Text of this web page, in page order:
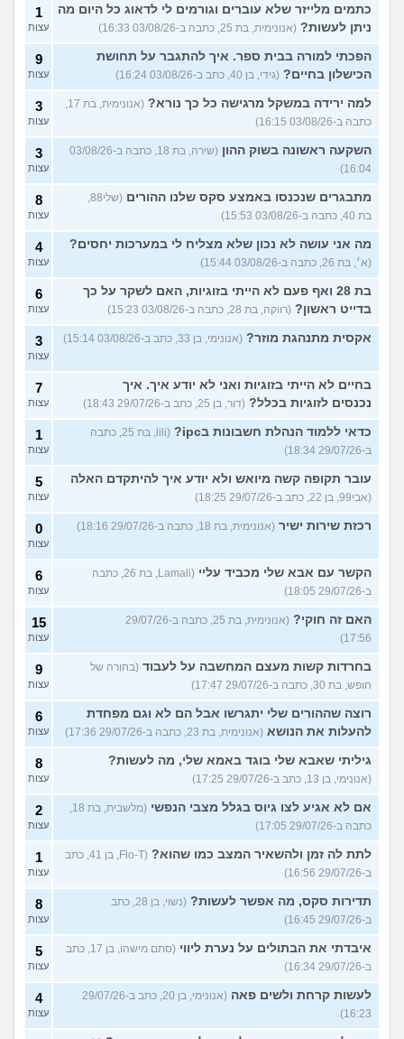
כתמים מלייזר שלא עוברים וגורמים לי לדאוג כל היום מה
ניתן לעשות? (אנונימית, בת 25, כתבה ב-03/08/26 16:33)
1
עצות
הפכתי למורה בבית ספר. איך להתגבר על תחושת
הכישלון בחיים? (גידי, בן 40, כתב ב-03/08/26 16:24)
9
עצות
למה ירידה במשקל מרגישה כל כך נורא?
כתבה ב-03/08/26 16:15)
3
עצות
השקעה ראשונה בשוק ההון
(שירה, בת 18, כתבה ב-03/08/26
16:04)
3
עצות
מתבגרים שנכנסו באמצע סקס שלנו ההורים
בת 40, כתבה ב-03/08/26 15:53)
8
עצות
מה אני עושה לא נכון שלא מצליח לי במערכות יחסים?
(א׳, בת 26, כתבה ב-03/08/26 15:44)
4
עצות
בת 28 ואף פעם לא הייתי בזוגיות, האם לשקר על כך
בדייט ראשון? (רווקה, בת 28, כתבה ב-03/08/26 15:23)
6
עצות
אקסית מתנהגת מוזר? (אנונימי, בן 33, כתב ב-03/08/26 15:14) 3
עצות
בחיים לא הייתי בזוגיות ואני לא יודע איך. איך
נכנסים לזוגיות בכלל? (דור, בן 25, כתב ב-29/07/26 18:43)
7
עצות
כדאי ללמוד הנהלת חשבונות בipc?
(lili, בת 25, כתבה
ב-29/07/26 18:34)
1
עצות
עובר תקופה קשה מיואש ולא יודע איך להיתקדם האלה
(אבי99, בן 22, כתב ב-29/07/26 18:25)
5
עצות
רכזת שירות ישיר (אנונימית, בת 18, כתבה ב-29/07/26 18:16) 0
עצות
הקשר עם אבא שלי מכביד עליי
(Lamali, בת 26, כתבה
ב-29/07/26 18:05)
6
עצות
האם זה חוקי?
(אנונימית, בת 25, כתבה ב-29/07/26
17:56)
15
עצות
בחרדות קשות מעצם המחשבה על לעבוד (בחורה של
חופש, בת 30, כתבה ב-29/07/26 17:47)
9
עצות
רוצה שההורים שלי יתגרשו אבל הם לא וגם מפחדת
להעלות את הנושא (אנונימית, בת 23, כתבה ב-29/07/26 17:36)
6
עצות
גיליתי שאבא שלי בוגד באמא שלי, מה לעשות?
(אנונימי, בן 13, כתב ב-29/07/26 17:25)
8
עצות
אם לא אגיע לצו גיוס בגלל מצבי הנפשי
כתבה ב-29/07/26 17:05)
2
עצות
לתת לה זמן ולהשאיר המצב כמו שהוא?
(Flo-T, בן 41, כתב
ב-29/07/26 16:56)
1
עצות
תדירות סקס, מה אפשר לעשות?
(נשוי, בן 28, כתב
ב-29/07/26 16:45)
8
עצות
איבדתי את הבתולים על נערת ליווי
(סתם מישהו, בן 17, כתב
ב-29/07/26 16:34)
5
עצות
לעשות קרחת ולשים פאה
(אנונימי, בן 20, כתב ב-29/07/26
16:23)
4
עצות